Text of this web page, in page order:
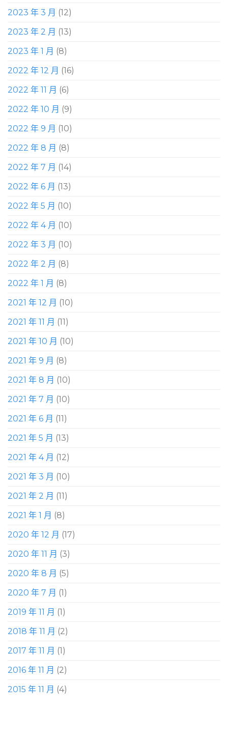
2023 年 3 月 (12)
2023 年 2 月 (13)
2023 年 1 月 (8)
2022 年 12 月 (16)
2022 年 11 月 (6)
2022 年 10 月 (9)
2022 年 9 月 (10)
2022 年 8 月 (8)
2022 年 7 月 (14)
2022 年 6 月 (13)
2022 年 5 月 (10)
2022 年 4 月 (10)
2022 年 3 月 (10)
2022 年 2 月 (8)
2022 年 1 月 (8)
2021 年 12 月 (10)
2021 年 11 月 (11)
2021 年 10 月 (10)
2021 年 9 月 (8)
2021 年 8 月 (10)
2021 年 7 月 (10)
2021 年 6 月 (11)
2021 年 5 月 (13)
2021 年 4 月 (12)
2021 年 3 月 (10)
2021 年 2 月 (11)
2021 年 1 月 (8)
2020 年 12 月 (17)
2020 年 11 月 (3)
2020 年 8 月 (5)
2020 年 7 月 (1)
2019 年 11 月 (1)
2018 年 11 月 (2)
2017 年 11 月 (1)
2016 年 11 月 (2)
2015 年 11 月 (4)